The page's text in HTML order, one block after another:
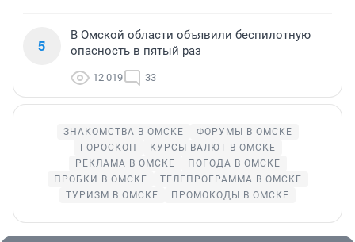
5
В Омской области объявили беспилотную
опасность в пятый раз
12 019 33
ЗНАКОМСТВА В ОМСКЕ
ФОРУМЫ В ОМСКЕ
ГОРОСКОП
КУРСЫ ВАЛЮТ В ОМСКЕ
РЕКЛАМА В ОМСКЕ
ПОГОДА В ОМСКЕ
ПРОБКИ В ОМСКЕ
ТЕЛЕПРОГРАММА В ОМСКЕ
ТУРИЗМ В ОМСКЕ
ПРОМОКОДЫ В ОМСКЕ